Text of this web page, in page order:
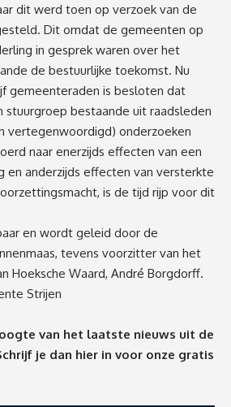
dit werd toen op verzoek van de
Dit omdat de gemeenten op
in gesprek waren over het
de bestuurlijke toekomst. Nu
gemeenteraden is besloten dat
stuurgroep bestaande uit raadsleden
vertegenwoordigd) onderzoeken
naar enerzijds effecten van een
en anderzijds effecten van versterkte
is de tijd rijp voor dit
en wordt geleid door de
tevens voorzitter van het
Hoeksche Waard, André Borgdorff.
Strijen
van het laatste nieuws uit de
je dan hier in voor onze gratis